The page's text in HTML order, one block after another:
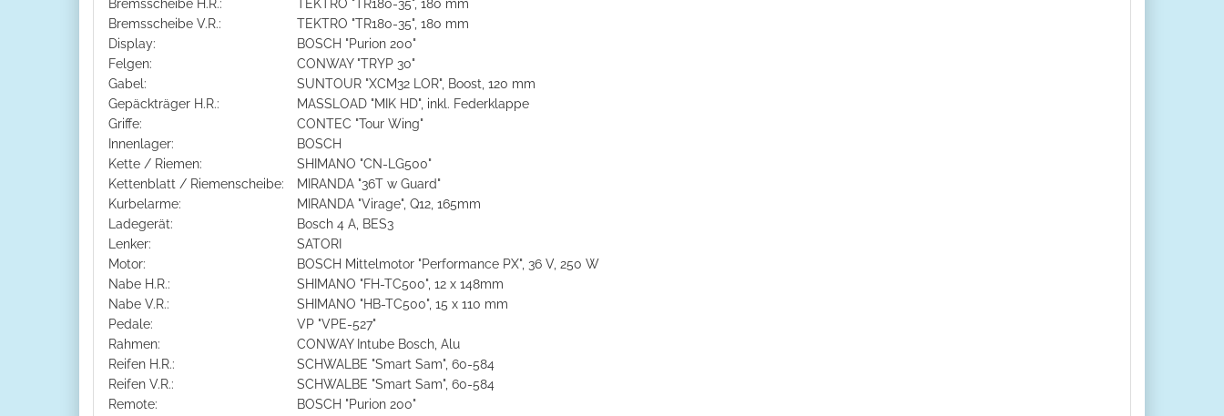
Bremsscheibe H.R.:
TEKTRO "TR180-35", 180 mm
Bremsscheibe V.R.:
TEKTRO "TR180-35", 180 mm
Display:
BOSCH "Purion 200"
Felgen:
CONWAY "TRYP 30"
Gabel:
SUNTOUR "XCM32 LOR", Boost, 120 mm
Gepäckträger H.R.:
MASSLOAD "MIK HD", inkl. Federklappe
Griffe:
CONTEC "Tour Wing"
Innenlager:
BOSCH
Kette / Riemen:
SHIMANO "CN-LG500"
Kettenblatt / Riemenscheibe:
MIRANDA "36T w Guard"
Kurbelarme:
MIRANDA "Virage", Q12, 165mm
Ladegerät:
Bosch 4 A, BES3
Lenker:
SATORI
Motor:
BOSCH Mittelmotor "Performance PX", 36 V, 250 W
Nabe H.R.:
SHIMANO "FH-TC500", 12 x 148mm
Nabe V.R.:
SHIMANO "HB-TC500", 15 x 110 mm
Pedale:
VP "VPE-527"
Rahmen:
CONWAY Intube Bosch, Alu
Reifen H.R.:
SCHWALBE "Smart Sam", 60-584
Reifen V.R.:
SCHWALBE "Smart Sam", 60-584
Remote:
BOSCH "Purion 200"